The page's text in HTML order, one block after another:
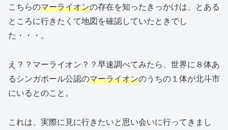
こちらのマーライオンの存在を知ったきっかけは、とある
ところに行きたくて地図を確認していたときでし
た・・・。
え？？マーライオン？？早速調べてみたら、世界に８体あ
るシンガポール公認のマーライオンのうちの１体が北斗市
にいるとのこと。
これは、実際に見に行きたいと思い会いに行ってきまし